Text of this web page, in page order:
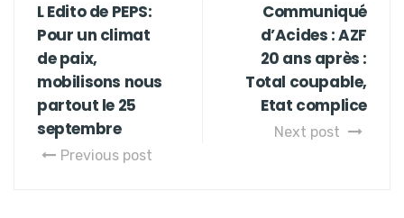
L Edito de PEPS:
Pour un climat
de paix,
mobilisons nous
partout le 25
septembre
Previous post
Communiqué
d’Acides : AZF
20 ans après :
Total coupable,
Etat complice
Next post